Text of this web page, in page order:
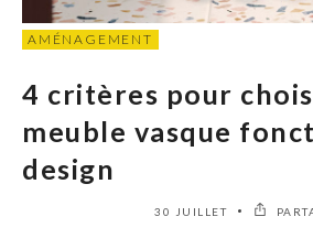
AMÉNAGEMENT
4 critères pour
meuble vasque
design
30 JUILLET